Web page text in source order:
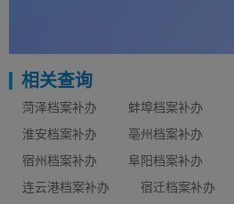
相关查询
菏泽档案补办 蚌埠档案补办
淮安档案补办
亳州档案补办
宿州档案补办
阜阳档案补办
连云港档案补办
宿迁档案补办